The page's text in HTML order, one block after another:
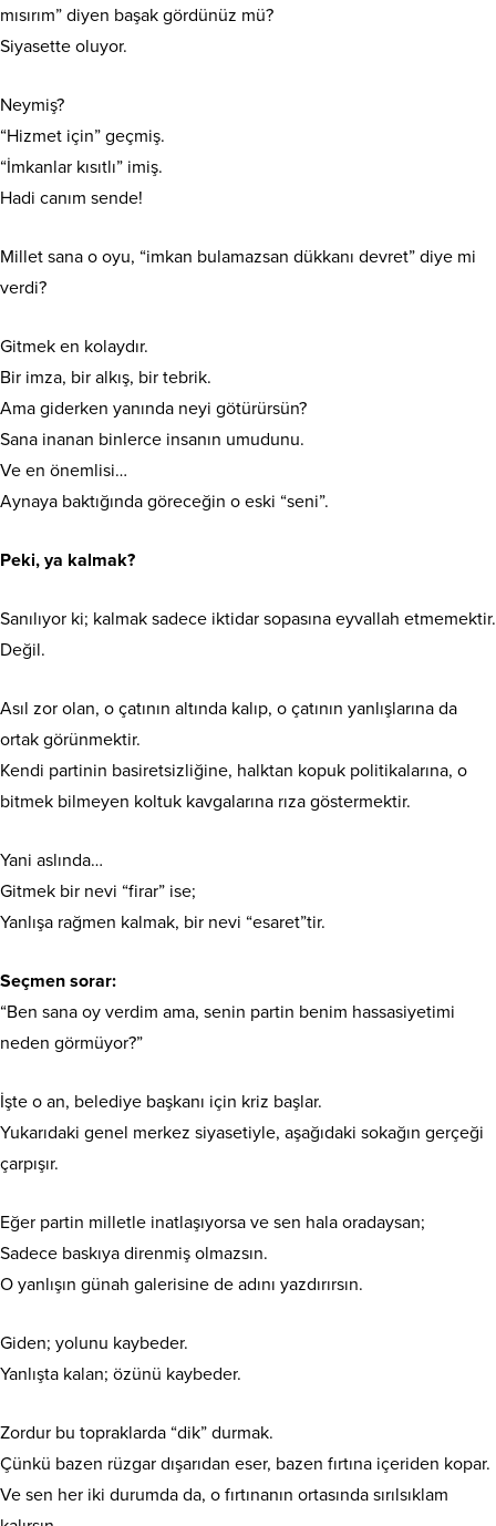
mısırım” diyen başak gördünüz mü?
Siyasette oluyor.
​Neymiş?
“Hizmet için” geçmiş.
“İmkanlar kısıtlı” imiş.
Hadi canım sende!
​Millet sana o oyu, “imkan bulamazsan dükkanı devret” diye mi
verdi?
Gitmek en kolaydır.
Bir imza, bir alkış, bir tebrik.
Ama giderken yanında neyi götürürsün?
Sana inanan binlerce insanın umudunu.
Ve en önemlisi…
Aynaya baktığında göreceğin o eski “seni”.
​Peki, ya kalmak?
​Sanılıyor ki; kalmak sadece iktidar sopasına eyvallah etmemektir.
Değil.
​Asıl zor olan, o çatının altında kalıp, o çatının yanlışlarına da
ortak görünmektir.
Kendi partinin basiretsizliğine, halktan kopuk politikalarına, o
bitmek bilmeyen koltuk kavgalarına rıza göstermektir.
​Yani aslında…
Gitmek bir nevi “firar” ise;
Yanlışa rağmen kalmak, bir nevi “esaret”tir.
​Seçmen sorar:
“Ben sana oy verdim ama, senin partin benim hassasiyetimi
neden görmüyor?”
İşte o an, belediye başkanı için kriz başlar.
Yukarıdaki genel merkez siyasetiyle, aşağıdaki sokağın gerçeği
çarpışır.
​Eğer partin milletle inatlaşıyorsa ve sen hala oradaysan;
Sadece baskıya direnmiş olmazsın.
O yanlışın günah galerisine de adını yazdırırsın.
​Giden; yolunu kaybeder.
Yanlışta kalan; özünü kaybeder.
​Zordur bu topraklarda “dik” durmak.
Çünkü bazen rüzgar dışarıdan eser, bazen fırtına içeriden kopar.
Ve sen her iki durumda da, o fırtınanın ortasında sırılsıklam